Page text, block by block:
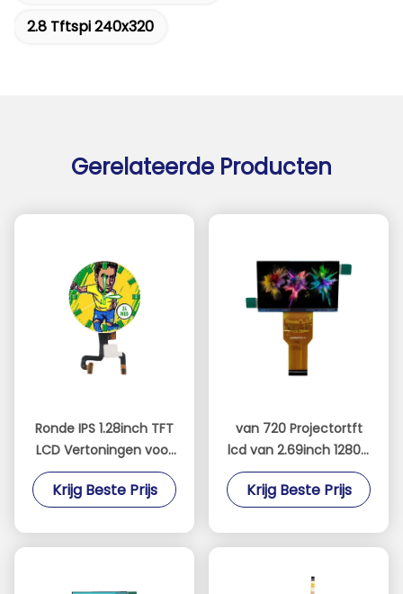
2.8 Tftspi 240x320
Gerelateerde Producten
Ronde IPS 1.28inch TFT
LCD Vertoningen voor
Horlogemedische
apparatuur
Krijg Beste Prijs
van 720 Projectortft
lcd van 2.69inch 1280 *
het Comité van de
het Schermmist Geen
Krijg Beste Prijs